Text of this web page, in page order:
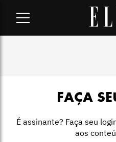
FAÇA
É assinante? Faça seu
aos